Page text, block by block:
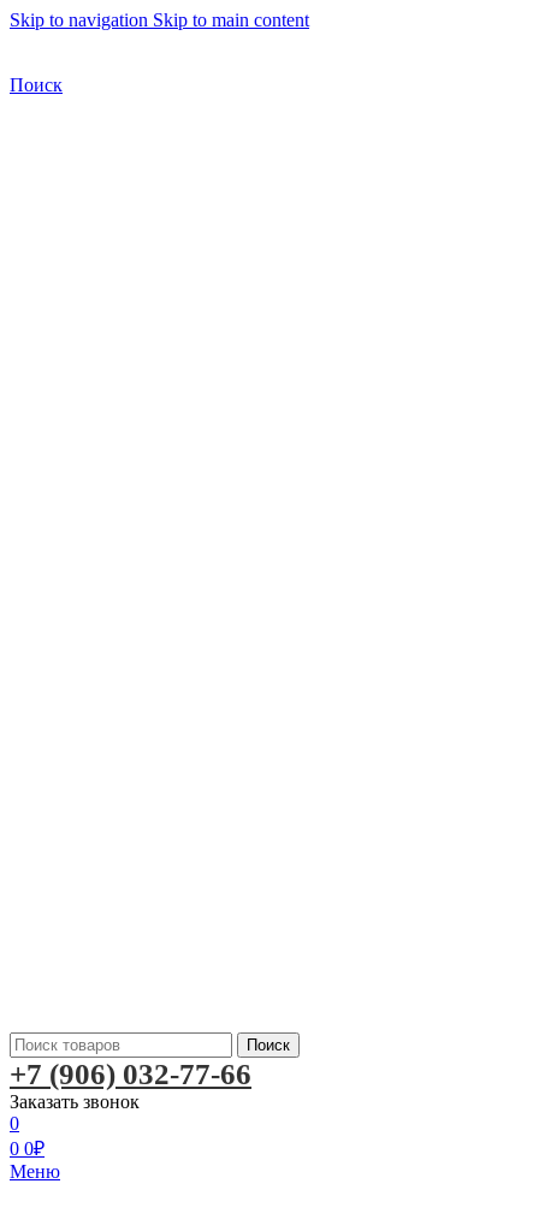
Skip to navigation Skip to main content
Поиск
Поиск
+7 (906) 032-77-66
Заказать звонок
0
0 0₽
Меню